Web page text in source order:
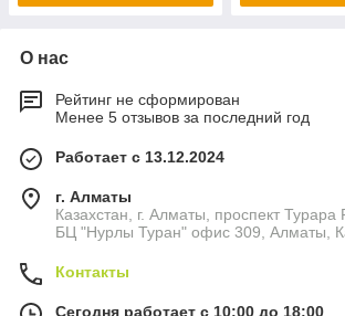
О нас
Рейтинг не сформирован
Менее 5 отзывов за последний год
Работает с 13.12.2024
г. Алматы
Казахстан, г. Алматы, проспект Турара
БЦ "Нурлы Туран" офис 309, Алматы,
Контакты
Сегодня работает с 10:00 до 18:00